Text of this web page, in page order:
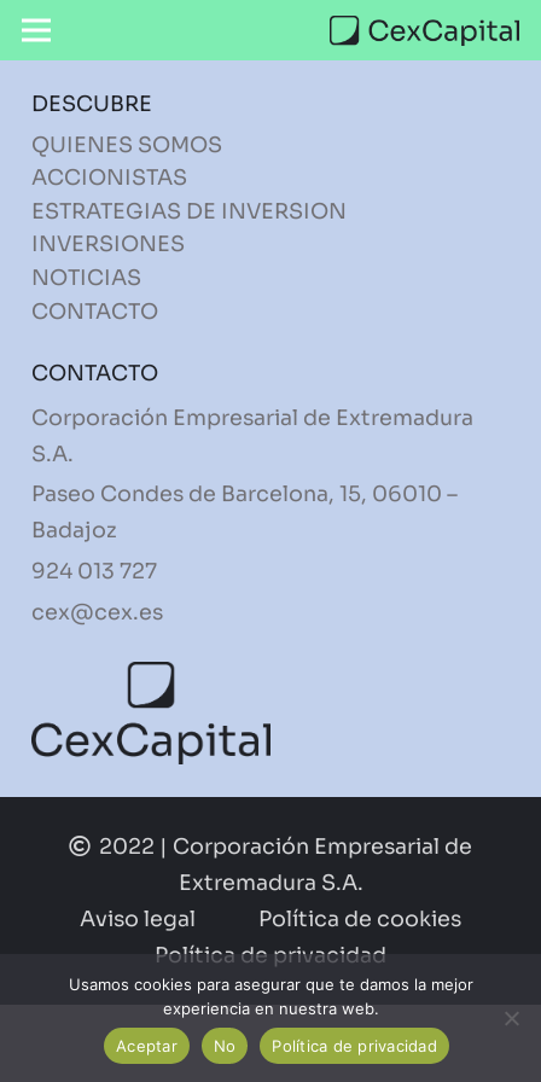
DESCUBRE
QUIENES SOMOS
ACCIONISTAS
ESTRATEGIAS DE INVERSION
INVERSIONES
NOTICIAS
CONTACTO
CONTACTO
Corporación Empresarial de Extremadura
S.A.
Paseo Condes de Barcelona, 15, 06010 –
Badajoz
924 013 727
cex@cex.es
2022 | Corporación Empresarial de
Extremadura S.A.
Aviso legal
Política de cookies
Política de privacidad
Usamos cookies para asegurar que te damos la mejor
experiencia en nuestra web.
Aceptar
No Política de privacidad